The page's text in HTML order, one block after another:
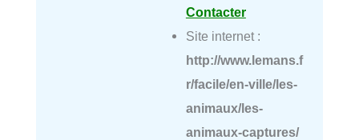
Contacter
Site internet :
http://www.lemans.f
r/facile/en-ville/les-
animaux/les-
animaux-captures/